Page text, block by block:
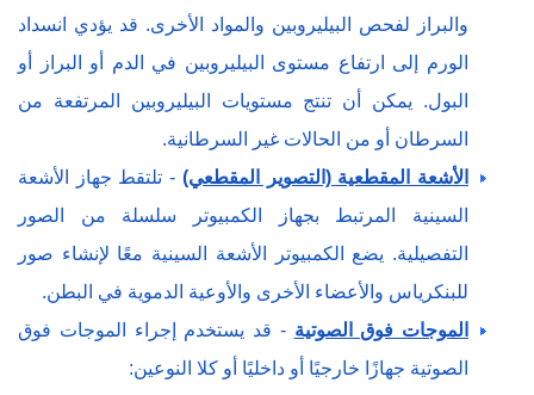
والبراز لفحص البيليروبين والمواد الأخرى. قد يؤدي انسداد
الورم إلى ارتفاع مستوى البيليروبين في الدم أو البراز أو
البول. يمكن أن تنتج مستويات البيليروبين المرتفعة من
السرطان أو من الحالات غير السرطانية.
الأشعة المقطعية (التصوير المقطعي) - تلتقط جهاز الأشعة
السينية المرتبط بجهاز الكمبيوتر سلسلة من الصور
التفصيلية. يضع الكمبيوتر الأشعة السينية معًا لإنشاء صور
للبنكرياس والأعضاء الأخرى والأوعية الدموية في البطن.
الموجات فوق الصوتية - قد يستخدم إجراء الموجات فوق
الصوتية جهازًا خارجيًا أو داخليًا أو كلا النوعين: